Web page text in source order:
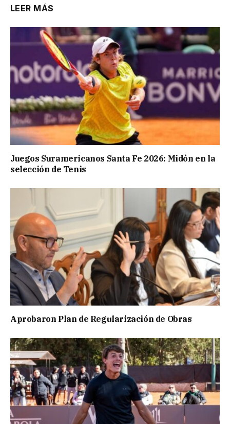
LEER MÁS
Juegos Suramericanos Santa Fe 2026: Midón en la
selección de Tenis
Aprobaron Plan de Regularización de Obras